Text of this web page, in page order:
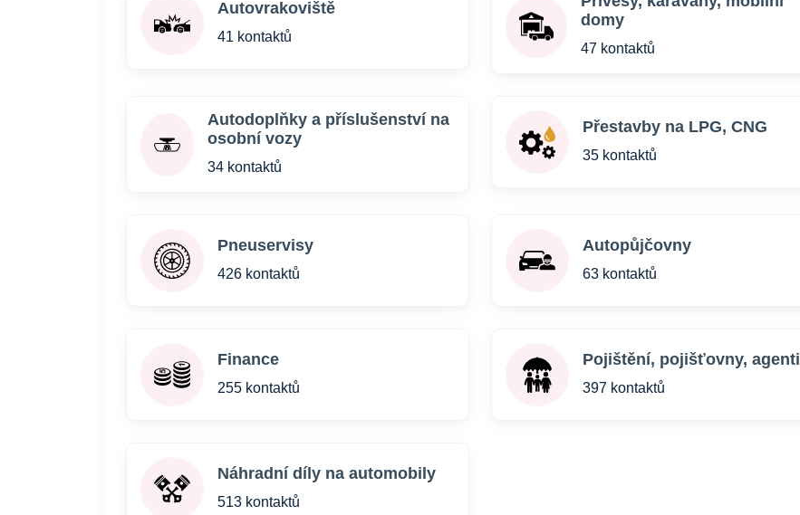
Autovrakoviště
41 kontaktů
domy
47 kontaktů
Autodoplňky a příslušenství na
osobní vozy
34 kontaktů
Přestavby na LPG, CNG
35 kontaktů
Pneuservisy
426 kontaktů
Autopůjčovny
63 kontaktů
Finance
255 kontaktů
Pojištění, pojišťovny, agenti
397 kontaktů
Náhradní díly na automobily
513 kontaktů